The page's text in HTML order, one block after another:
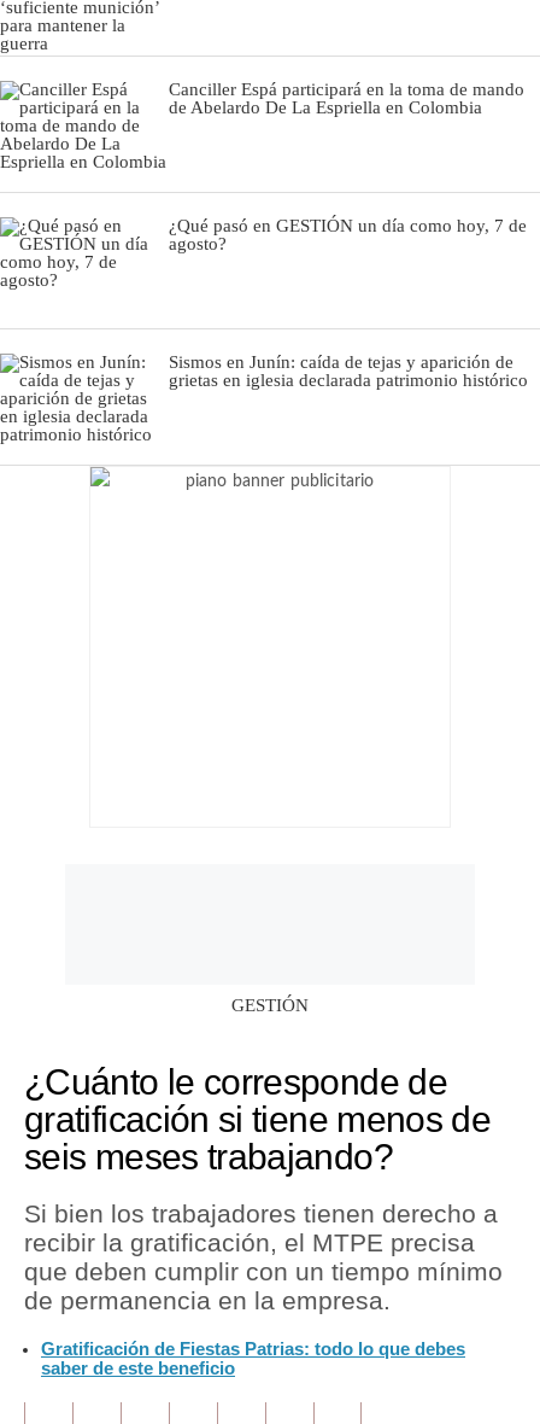
Canciller Espá participará en la toma de mando
de Abelardo De La Espriella en Colombia
¿Qué pasó en GESTIÓN un día como hoy, 7 de
agosto?
Sismos en Junín: caída de tejas y aparición de
grietas en iglesia declarada patrimonio histórico